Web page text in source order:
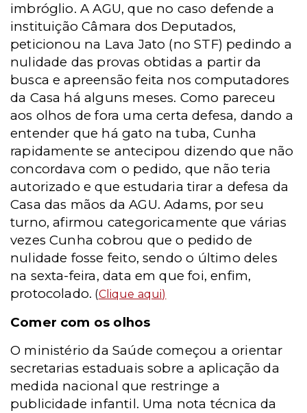
imbróglio. A AGU, que no caso defende a
instituição Câmara dos Deputados,
peticionou na Lava Jato (no STF) pedindo a
nulidade das provas obtidas a partir da
busca e apreensão feita nos computadores
da Casa há alguns meses. Como pareceu
aos olhos de fora uma certa defesa, dando a
entender que há gato na tuba, Cunha
rapidamente se antecipou dizendo que não
concordava com o pedido, que não teria
autorizado e que estudaria tirar a defesa da
Casa das mãos da AGU. Adams, por seu
turno, afirmou categoricamente que várias
vezes Cunha cobrou que o pedido de
nulidade fosse feito, sendo o último deles
na sexta-feira, data em que foi, enfim,
protocolado. (Clique aqui)
Comer com os olhos
O ministério da Saúde começou a orientar
secretarias estaduais sobre a aplicação da
medida nacional que restringe a
publicidade infantil. Uma nota técnica da